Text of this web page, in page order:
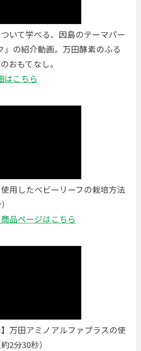
いて学べる、因島のテーマパー
」の紹介動画。万田酵素のふる
おもてなし。
はこちら
用したベビーリーフの栽培方法
品ページはこちら
】万田アミノアルファプラスの使
2分30秒）